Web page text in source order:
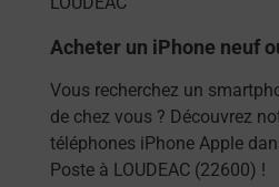
Acheter un iPhone neuf
Vous recherchez un
de chez vous ? Découvrez
téléphones iPhone Apple
Poste à LOUDEAC (22600) !